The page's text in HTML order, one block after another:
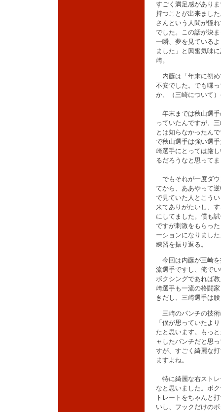
すごく満足感があり
持つことが出来まし
さんという人間が憧
でした。この話が決
一瞬、夢を見ている
ました」と興奮気味
崎。
内藤は「年末に初め
不安でした。でも喋
か、（三崎について
年末までは秋山選手
っていたんですが、
とは知らなかったん
で秋山選手は強い選
崎選手にとっては厳
るだろうなと思って
でもそれが一度ダウ
てから、ああやって
で見ていた人とこう
来てありがたいし、
にしてました。僕も
ですが刺激をもらっ
ーションになりまし
練習を振り返る。
今回は内藤が三崎を
流選手ですし、俺で
ボクシングであれば
崎選手も一流の格闘
きだし、三崎選手は
三崎のパンチの技術
「僕が思っていたよ
たと思います。もっ
ャしたパンチだと思
すが、すごく綺麗な
ますよね。
特に綺麗な右ストレ
なと思いました。ボ
トレートをちゃんと
いし、フックだけの